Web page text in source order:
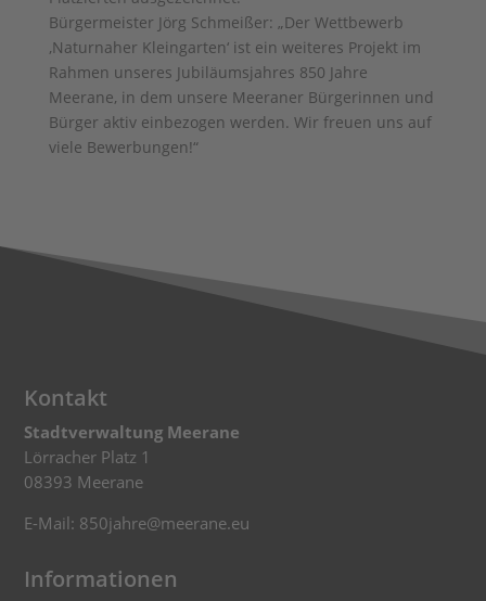
Bürgermeister Jörg Schmeißer: „Der Wettbewerb
‚Naturnaher Kleingarten‘ ist ein weiteres Projekt im
Rahmen unseres Jubiläumsjahres 850 Jahre
Meerane, in dem unsere Meeraner Bürgerinnen und
Bürger aktiv einbezogen werden. Wir freuen uns auf
viele Bewerbungen!“
Kontakt
Stadtverwaltung Meerane
Lörracher Platz 1
08393 Meerane
E-Mail: 850jahre@meerane.eu
Informationen